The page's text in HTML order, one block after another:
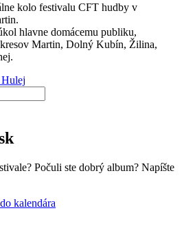
kolo festivalu CFT hudby v
hlavne domácemu publiku,
Martin, Dolný Kubín, Žilina,
Počuli ste dobrý album? Napíšte
kalendára